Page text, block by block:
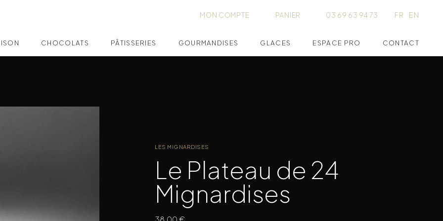
MON COMPTE PANIER 03 69 63 94 73 FR EN
CHOCOLATS PÂTISSERIES GOURMANDISES GLACES ESPACE PRO CONTACT
LES MIGNARDISES
Le Plateau de 24
Mignardises